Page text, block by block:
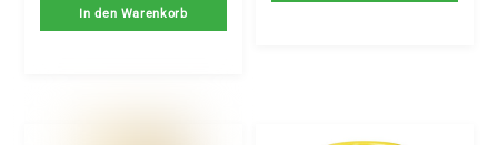
In den Warenkorb